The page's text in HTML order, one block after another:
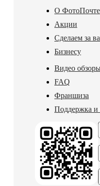
О ФотоПочте
Акции
Сделаем за
Бизнесу
Видео
FAQ
Франшиза
Поддержка и